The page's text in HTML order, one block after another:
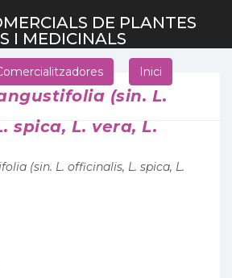
DE PLANTES
I MEDICINALS
Inici
(sin. L.
spica, L. vera, L.
(sin. L. officinalis, L. spica, L.